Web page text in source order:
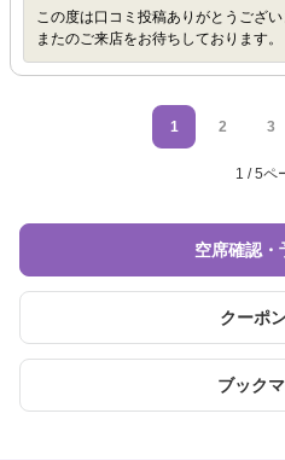
この度は口コミ投稿ありがとうござい
またのご来店をお待ちしております。
1 2 3
1 / 5ペ
空席確認・
クーポ
ブック